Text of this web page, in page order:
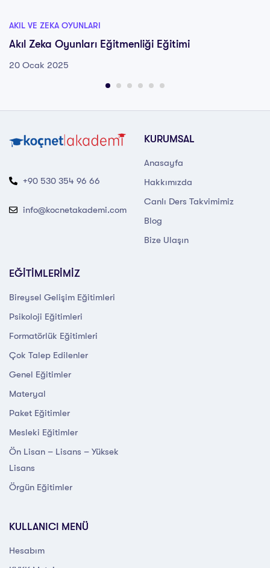
AKIL VE ZEKA OYUNLARI
Akıl Zeka Oyunları Eğitmenliği Eğitimi
20 Ocak 2025
+90 530 354 96 66
info@kocnetakademi.com
KURUMSAL
Anasayfa
Hakkımızda
Canlı Ders Takvimimiz
Blog
Bize Ulaşın
EĞİTİMLERİMİZ
Bireysel Gelişim Eğitimleri
Psikoloji Eğitimleri
Formatörlük Eğitimleri
Çok Talep Edilenler
Genel Eğitimler
Materyal
Paket Eğitimler
Mesleki Eğitimler
Ön Lisan – Lisans – Yüksek
Lisans
Örgün Eğitimler
KULLANICI MENÜ
Hesabım